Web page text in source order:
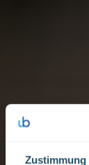
Zustimmung